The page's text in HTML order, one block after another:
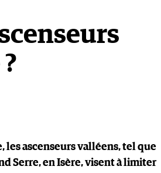
les ascenseurs valléens, tel que
Serre, en Isère, visent à limiter